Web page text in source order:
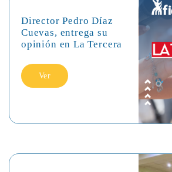
Director Pedro Díaz
Cuevas, entrega su
opinión en La Tercera
Ver